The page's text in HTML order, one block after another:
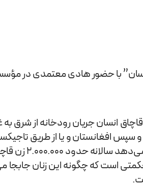
با حضور هادی معتمدی در
انسان جریان رودخانه از شرق
افغانستان و یا از طریق
آمار
است که چگونه این زنان جابجا